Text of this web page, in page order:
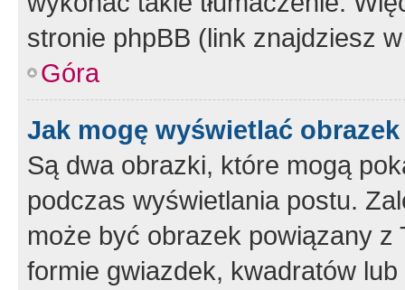
stronie phpBB (link znajdziesz
Góra
Jak mogę wyświetlać
Są dwa obrazki, które mogą
podczas wyświetlania postu.
może być obrazek powiązany z
formie gwiazdek, kwadratów